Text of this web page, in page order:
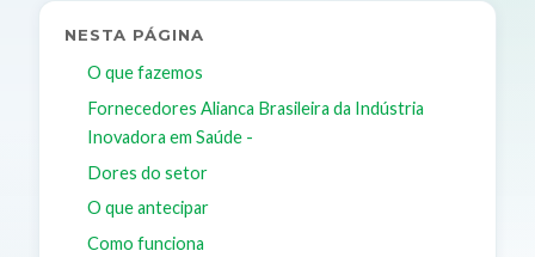
NESTA PÁGINA
O que fazemos
Fornecedores Alianca Brasileira da Indústria
Inovadora em Saúde -
Dores do setor
O que antecipar
Como funciona